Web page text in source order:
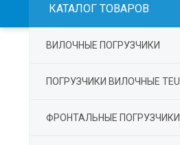
КАТАЛОГ ТОВАРОВ
ВИЛОЧНЫЕ ПОГРУЗЧИКИ
ПОГРУЗЧИКИ ВИЛОЧНЫЕ TEU
ФРОНТАЛЬНЫЕ ПОГРУЗЧИКИ